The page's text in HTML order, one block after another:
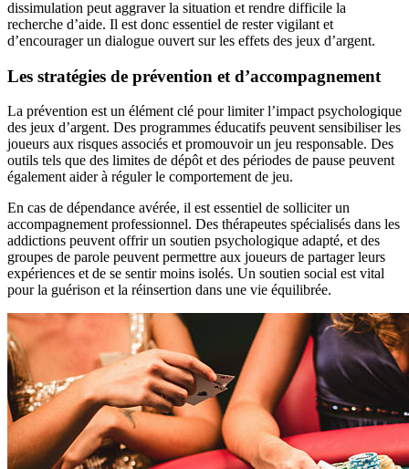
dissimulation peut aggraver la situation et rendre difficile la
recherche d’aide. Il est donc essentiel de rester vigilant et
d’encourager un dialogue ouvert sur les effets des jeux d’argent.
Les stratégies de prévention et d’accompagnement
La prévention est un élément clé pour limiter l’impact psychologique
des jeux d’argent. Des programmes éducatifs peuvent sensibiliser les
joueurs aux risques associés et promouvoir un jeu responsable. Des
outils tels que des limites de dépôt et des périodes de pause peuvent
également aider à réguler le comportement de jeu.
En cas de dépendance avérée, il est essentiel de solliciter un
accompagnement professionnel. Des thérapeutes spécialisés dans les
addictions peuvent offrir un soutien psychologique adapté, et des
groupes de parole peuvent permettre aux joueurs de partager leurs
expériences et de se sentir moins isolés. Un soutien social est vital
pour la guérison et la réinsertion dans une vie équilibrée.